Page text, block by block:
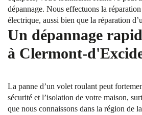
dépannage. Nous effectuons la
électrique, aussi bien que la réparation
Un dépannage
à Clermont-
La panne d’un volet roulant peut
sécurité et l’isolation de votre maison,
que nous connaissons dans la région de